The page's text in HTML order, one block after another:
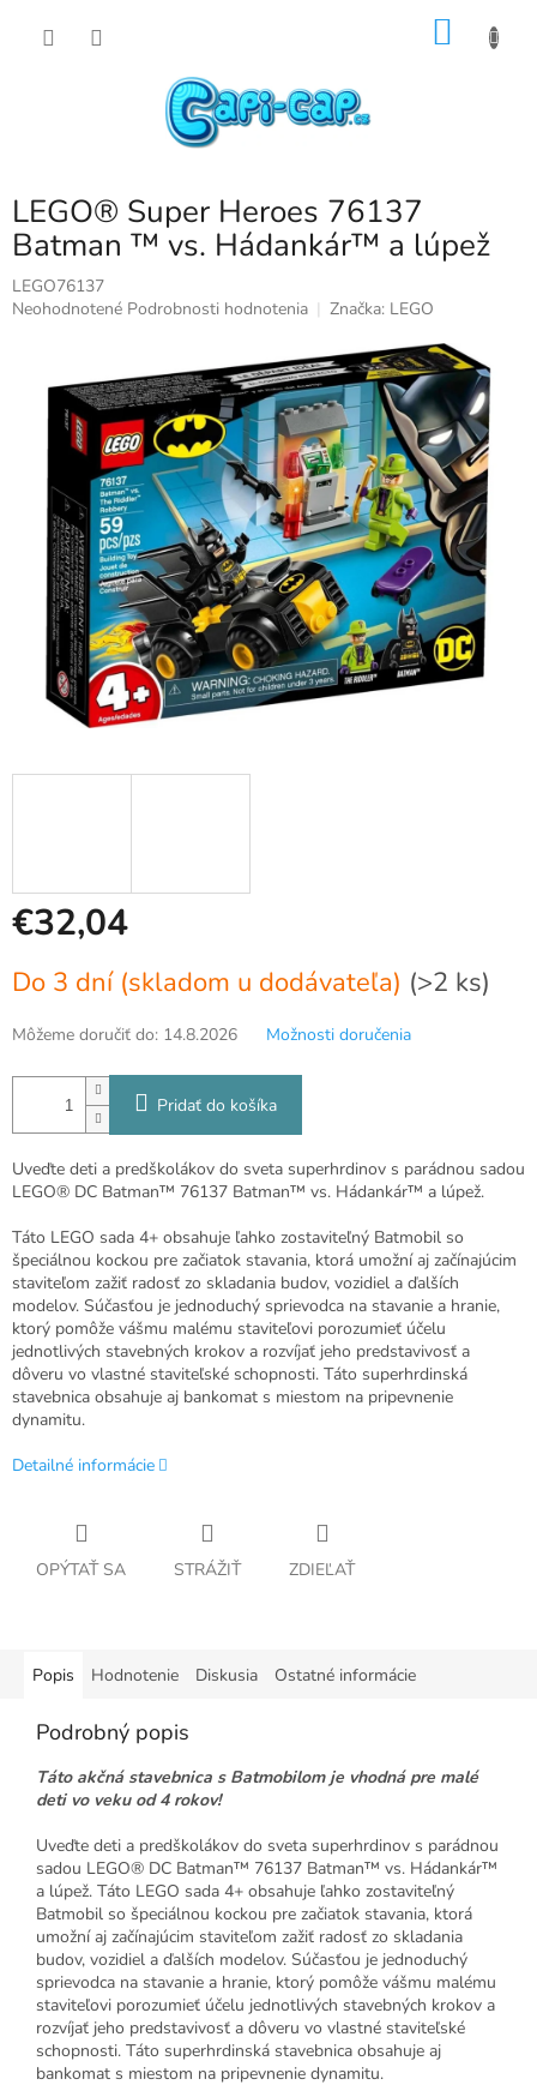
LEGO® Super Heroes 76137
Batman ™ vs. Hádankár™ a lúpež
LEGO76137
Priemerné
Neohodnotené Podrobnosti hodnotenia Značka: LEGO
€32,04
cena:
Do 3 dní (skladom u dodávateľa) (>2 ks)
Môžeme doručiť do: 14.8.2026 Možnosti doručenia
Pridať do košíka
Uveďte deti a predškolákov do sveta superhrdinov s parádnou sadou
LEGO® DC Batman™ 76137 Batman™ vs. Hádankár™ a lúpež.
Táto LEGO sada 4+ obsahuje ľahko zostaviteľný Batmobil so
špeciálnou kockou pre začiatok stavania, ktorá umožní aj začínajúcim
staviteľom zažiť radosť zo skladania budov, vozidiel a ďalších
modelov. Súčasťou je jednoduchý sprievodca na stavanie a hranie,
ktorý pomôže vášmu malému staviteľovi porozumieť účelu
jednotlivých stavebných krokov a rozvíjať jeho predstavivosť a
dôveru vo vlastné staviteľské schopnosti. Táto superhrdinská
stavebnica obsahuje aj bankomat s miestom na pripevnenie
dynamitu.
Detailné informácie
OPÝTAŤ SA STRÁŽIŤ ZDIEĽAŤ
Popis Hodnotenie Diskusia Ostatné informácie
Podrobný popis
Táto akčná stavebnica s Batmobilom je vhodná pre malé
deti vo veku od 4 rokov!
Uveďte deti a predškolákov do sveta superhrdinov s parádnou
sadou LEGO® DC Batman™ 76137 Batman™ vs. Hádankár™
a lúpež. Táto LEGO sada 4+ obsahuje ľahko zostaviteľný
Batmobil so špeciálnou kockou pre začiatok stavania, ktorá
umožní aj začínajúcim staviteľom zažiť radosť zo skladania
budov, vozidiel a ďalších modelov. Súčasťou je jednoduchý
sprievodca na stavanie a hranie, ktorý pomôže vášmu malému
staviteľovi porozumieť účelu jednotlivých stavebných krokov a
rozvíjať jeho predstavivosť a dôveru vo vlastné staviteľské
schopnosti. Táto superhrdinská stavebnica obsahuje aj
bankomat s miestom na pripevnenie dynamitu.